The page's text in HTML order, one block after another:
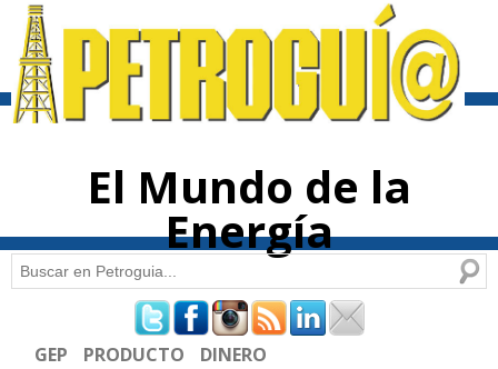
contenido
El Mundo de la
Energía
Formulario de búsqueda
Buscar
GEP PRODUCTO DINERO